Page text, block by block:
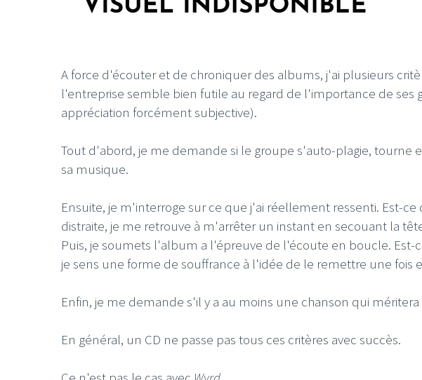
A force d'écouter et de chroniquer des albums, j'ai plusieurs
l'entreprise semble bien futile au regard de l'importance de ses
appréciation forcément subjective).
Tout d'abord, je me demande si le groupe s'auto-plagie,
sa musique.
Ensuite, je m'interroge sur ce que j'ai réellement ressenti. Est-
distraite, je me retrouve à m'arrêter un instant en secouant la
Puis, je soumets l'album a l'épreuve de l'écoute en boucle.
je sens une forme de souffrance à l'idée de le remettre une fois
Enfin, je me demande s'il y a au moins une chanson qui
En général, un CD ne passe pas tous ces critères avec succès.